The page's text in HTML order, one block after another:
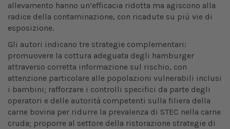
allevamento hanno un’efficacia ridotta ma agiscono alla
radice della contaminazione, con ricadute su più vie di
esposizione.
Gli autori indicano tre strategie complementari:
promuovere la cottura adeguata degli hamburger
attraverso corretta informazione sul rischio, con
attenzione particolare alle popolazioni vulnerabili inclusi
i bambini; rafforzare i controlli specifici da parte degli
operatori e delle autorità competenti sulla filiera della
carne bovina per ridurre la prevalenza di STEC nella carne
cruda; proporre al settore della ristorazione strategie di